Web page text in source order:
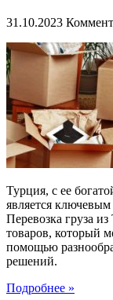
31.10.2023
Турция, с ее
является
Перевозка груза
товаров, который
помощью
решений.
Подробнее »